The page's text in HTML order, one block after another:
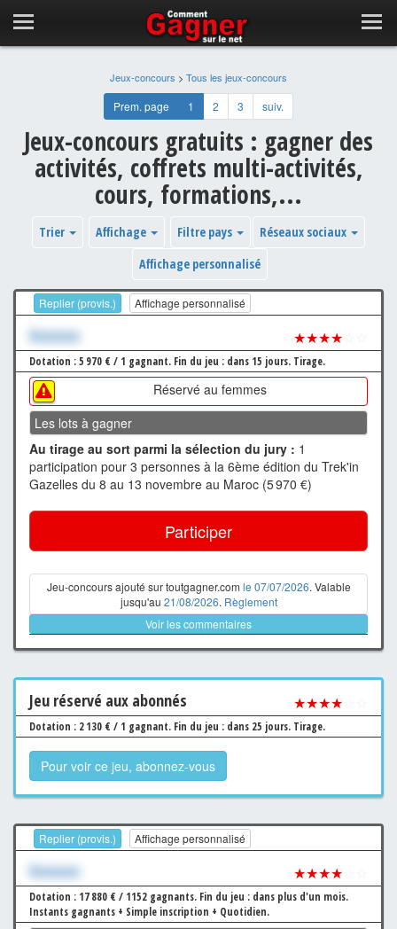
Jeux-concours > Tous les jeux-concours
Prem. page 1 2 3 suiv.
Jeux-concours gratuits : gagner des
activités, coffrets multi-activités,
cours, formations,...
Trier Affichage Filtre pays
Réseaux sociaux
Affichage personnalisé
Replier (provis.) Affichage personnalisé
Xxxxxxx ★★★★
Dotation : 5 970 € / 1 gagnant. Fin du jeu : dans 15 jours. Tirage.
Réservé au femmes
Les lots à gagner
Au tirage au sort parmi la sélection du jury : 1
participation pour 3 personnes à la 6ème édition du Trek'in
Gazelles du 8 au 13 novembre au Maroc (5 970 €)
Participer
Jeu-concours ajouté sur toutgagner.com le 07/07/2026. Valable
jusqu'au 21/08/2026. Règlement
Voir les commentaires
Jeu réservé aux abonnés ★★★★
Dotation : 2 130 € / 1 gagnant. Fin du jeu : dans 25 jours. Tirage.
Pour voir ce jeu, abonnez-vous
Replier (provis.) Affichage personnalisé
Xxxxxxx ★★★★
Dotation : 17 880 € / 1152 gagnants. Fin du jeu : dans plus d'un mois.
Instants gagnants + Simple inscription + Quotidien.